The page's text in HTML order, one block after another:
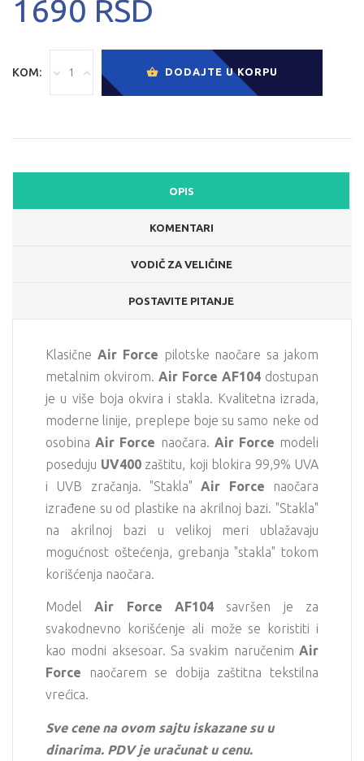
1690 RSD
KOM: DODAJTE U KORPU
OPIS
KOMENTARI
VODIČ ZA VELIČINE
POSTAVITE PITANJE
Klasične Air Force pilotske naočare sa jakom
metalnim okvirom. Air Force AF104 dostupan
je u više boja okvira i stakla. Kvalitetna izrada,
moderne linije, preplepe boje su samo neke od
osobinaAir Force naočara. Air Force modeli
poseduju UV400zaštitu, koji blokira 99,9% UVA
i UVB zračanja. "Stakla"Air Force naočara
izrađene su od plastike na akrilnoj bazi. "Stakla"
na akrilnoj bazi u velikoj meri ublažavaju
mogućnost oštećenja, grebanja "stakla" tokom
korišćenja naočara.
ModelAir Force AF104 savršen je za
svakodnevno korišćenje ali može se koristiti i
kao modni aksesoar. Sa svakim naručenim Air
Force naočarem se dobija zaštitna tekstilna
vrećica.
Sve cene na ovom sajtu iskazane su u
dinarima. PDV je uračunat u cenu.